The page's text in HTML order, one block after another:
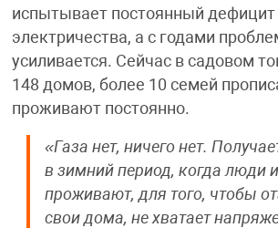
испытывает постоянный дефицит
электричества, а с годами
усиливается. Сейчас в садовом
148 домов, более 10 семей
проживают постоянно.
«Газа нет, ничего нет.
в зимний период, когда люди
проживают, для того, чтобы
свои дома, не хватает